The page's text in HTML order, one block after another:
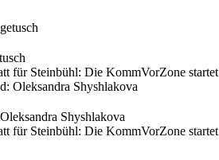
für Steinbühl: Die KommVorZone startet
Shyshlakova
für Steinbühl: Die KommVorZone startet